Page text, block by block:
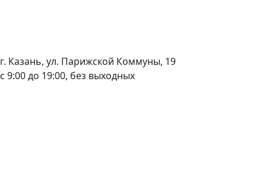
г. Казань, ул. Парижской Коммуны, 19
с 9:00 до 19:00, без выходных